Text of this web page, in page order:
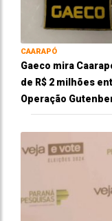
CAARAPÓ
Gaeco mira
de R$ 2 milhões
Operação